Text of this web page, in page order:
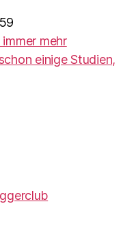
mehr
einige Studien,